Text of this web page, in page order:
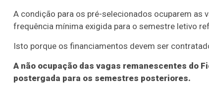
A condição para os pré-selecionados ocuparem as
frequência mínima exigida para o semestre letivo
Isto porque os financiamentos devem ser
A não ocupação das vagas remanescentes do
postergada para os semestres posteriores.